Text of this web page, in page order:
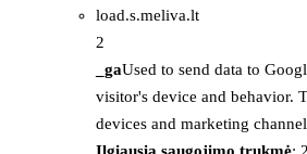
load.s.meliva.lt
2
_gaUsed to send data to
visitor's device and behavior.
devices and marketing
Ilgiausia saugojimo trukmė: